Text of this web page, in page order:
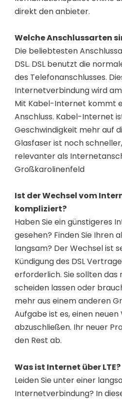
direkt den anbieter.
Welche Anschlussarten
Die beliebtesten
DSL. DSL benutzt die
des Telefonanschlusses.
Internetverbindung wird
Mit Kabel-Internet kommt
Anschluss. Kabel-Internet
Geschwindigkeit mehr auf
Glasfaser ist noch
relevanter als
Großkarolinenfeld
Ist der Wechsel vom
kompliziert?
Haben Sie ein günstigeres
gesehen? Finden Sie Ihren
langsam? Der Wechsel ist
Kündigung des DSL
erforderlich. Sie sollten das
scheiden lassen oder
mehr aus einem anderen
Aufgabe ist es, einen
abzuschließen. Ihr neuer
den Rest ab.
Was ist Internet über LTE?
Leiden Sie unter einer
Internetverbindung? In